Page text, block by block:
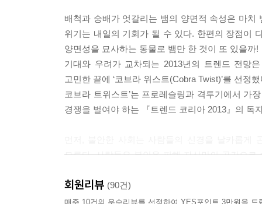
장 규모만 지난해 이미 1조 원을 넘어선 것으로
잘 보여주는 예라 하겠다. ---p.274
이전의 힐링은 단순히 지친 심신을 달래는 쉼과
해악을 끼치는 중독의 요소에 대한 보다 구체적인
면 최소화시킬 수 있을 것인가에 대한 답을 찾는
를 바라겠지만, 올바른 소비문화를 조성하려면 중
저 쇼, 불꽃놀이 등이 무려 8시간 동안 끊이지 않
배척과 숭배가 엇갈리는 뱀의 양면적 속성은 마
위기는 내일의 기회가 될 수 있다. 한편의 장점이
양면성을 묘사하는 동물로 뱀만 한 것이 또 있을까!
기대와 우려가 교차되는 2013년의 트렌드 전망
고민한 끝에 ‘코브라 위스트(Cobra Twist)’를 선정
코브라 트위스트’는 프로레슬링과 격투기에서 가
경쟁을 벌여야 하는 『트렌드 코리아 2013』의 독
모른다. 사람들은 불안을 피해 자신만의 공간으로
(OTL... Nonsense!). 사람들은 존재의 이유를 찾
발휘해(Redefined ownership) 심지어는 불편함
회원리뷰 (90건)
매주 10건의 우수리뷰를 선정하여 YES포인트 3만원을 드